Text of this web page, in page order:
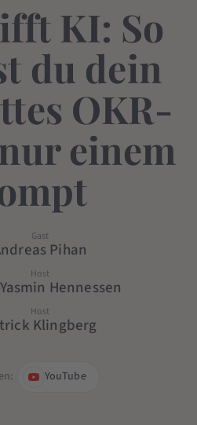
KI: So
du dein
OKR-
einem
Gast
Pihan
Host
Hennessen
Host
Klingberg
YouTube